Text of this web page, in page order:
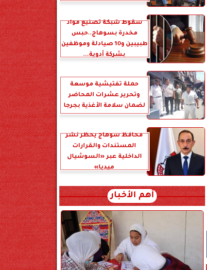
سقوط شبكة تصنيع مواد
مخدرة بسوهاج..حبس
طبيبين و10 صيادلة وموظفين
بشركة أدوية...
حملة تفتيشية موسعة
وتحرير عشرات المحاضر
لضمان سلامة الأغذية بجرجا
محافظ سوهاج يحظر نشر
المستندات والقرارات
الداخلية عبر «السوشيال
ميديا»
أهم الأخبار